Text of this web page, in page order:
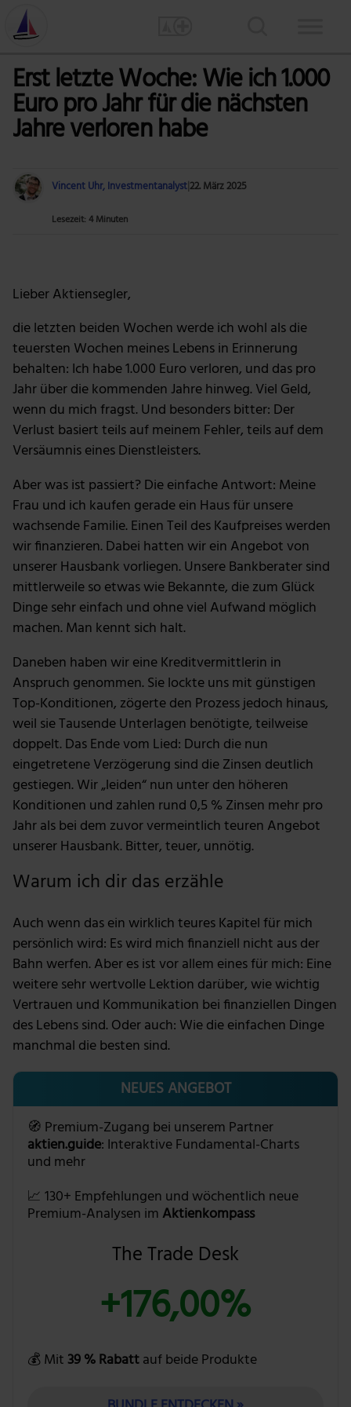
Erst letzte Woche: Wie ich 1.000
Euro pro Jahr für die nächsten
Jahre verloren habe
Vincent Uhr, Investmentanalyst22. März 2025
Lesezeit: 4 Minuten
Lieber Aktiensegler,
die letzten beiden Wochen werde ich wohl als die
teuersten Wochen meines Lebens in Erinnerung
behalten: Ich habe 1.000 Euro verloren, und das pro
Jahr über die kommenden Jahre hinweg. Viel Geld,
wenn du mich fragst. Und besonders bitter: Der
Verlust basiert teils auf meinem Fehler, teils auf dem
Versäumnis eines Dienstleisters.
Aber was ist passiert? Die einfache Antwort: Meine
Frau und ich kaufen gerade ein Haus für unsere
wachsende Familie. Einen Teil des Kaufpreises werden
wir finanzieren. Dabei hatten wir ein Angebot von
unserer Hausbank vorliegen. Unsere Bankberater sind
mittlerweile so etwas wie Bekannte, die zum Glück
Dinge sehr einfach und ohne viel Aufwand möglich
machen. Man kennt sich halt.
Daneben haben wir eine Kreditvermittlerin in
Anspruch genommen. Sie lockte uns mit günstigen
Top-Konditionen, zögerte den Prozess jedoch hinaus,
weil sie Tausende Unterlagen benötigte, teilweise
doppelt. Das Ende vom Lied: Durch die nun
eingetretene Verzögerung sind die Zinsen deutlich
gestiegen. Wir „leiden“ nun unter den höheren
Konditionen und zahlen rund 0,5 % Zinsen mehr pro
Jahr als bei dem zuvor vermeintlich teuren Angebot
unserer Hausbank. Bitter, teuer, unnötig.
Warum ich dir das erzähle
Auch wenn das ein wirklich teures Kapitel für mich
persönlich wird: Es wird mich finanziell nicht aus der
Bahn werfen. Aber es ist vor allem eines für mich: Eine
weitere sehr wertvolle Lektion darüber, wie wichtig
Vertrauen und Kommunikation bei finanziellen Dingen
des Lebens sind. Oder auch: Wie die einfachen Dinge
manchmal die besten sind.
NEUES ANGEBOT
🧭 Premium-Zugang bei unserem Partner
aktien.guide: Interaktive Fundamental-Charts
und mehr
📈 130+ Empfehlungen und wöchentlich neue
Premium-Analysen im Aktienkompass
The Trade Desk
+176,00%
💰 Mit 39 % Rabattauf beide Produkte